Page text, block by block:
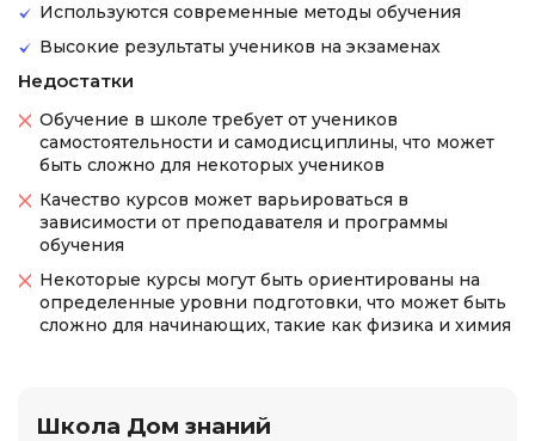
Используются современные методы обучения
Высокие результаты учеников на экзаменах
Недостатки
Обучение в школе требует от учеников
самостоятельности и самодисциплины, что может
быть сложно для некоторых учеников
Качество курсов может варьироваться в
зависимости от преподавателя и программы
обучения
Некоторые курсы могут быть ориентированы на
определенные уровни подготовки, что может быть
сложно для начинающих, такие как физика и химия
Школа Дом знаний